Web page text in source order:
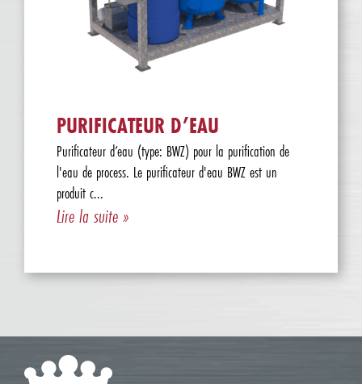
PURIFICATEUR D’EAU
Purificateur d’eau (type: BWZ) pour la purification de
l'eau de process. Le purificateur d'eau BWZ est un
produit c...
Lire la suite »